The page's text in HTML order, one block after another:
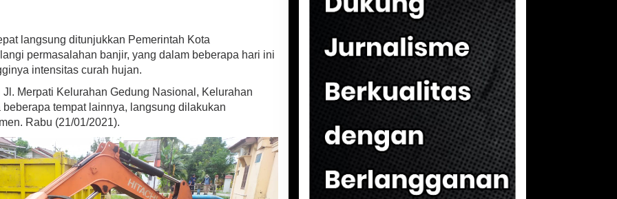
langsung ditunjukkan Pemerintah Kota
permasalahan banjir, yang dalam beberapa hari ini
intensitas curah hujan.
Merpati Kelurahan Gedung Nasional, Kelurahan
tempat lainnya, langsung dilakukan
Rabu (21/01/2021).